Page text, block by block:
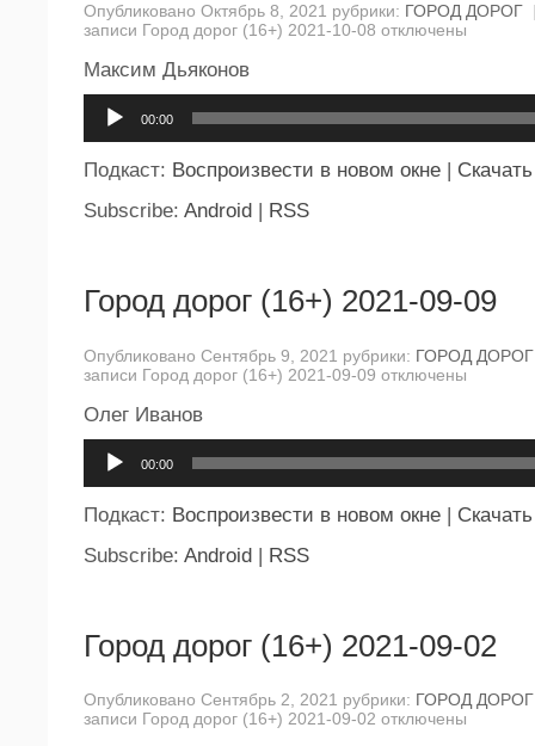
Опубликовано Октябрь 8, 2021 рубрики: ГОРОД ДОРОГ
записи Город дорог (16+) 2021-10-08 отключены
Максим Дьяконов
00:00
Подкаст: Воспроизвести в новом окне
Скачать
Subscribe: Android RSS
Город дорог (16+) 2021-09-09
Опубликовано Сентябрь 9, 2021 рубрики: ГОРОД ДОРОГ
записи Город дорог (16+) 2021-09-09 отключены
Олег Иванов
00:00
Подкаст: Воспроизвести в новом окне | Скачать
Subscribe: Android | RSS
Город дорог (16+) 2021-09-02
Опубликовано Сентябрь 2, 2021 рубрики: ГОРОД ДОРОГ
записи Город дорог (16+) 2021-09-02 отключены